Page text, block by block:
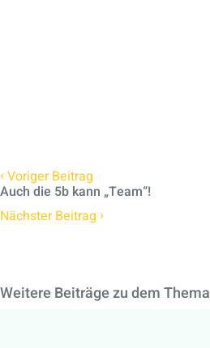
‹ Voriger Beitrag
Auch die 5b kann „Team“!
Nächster Beitrag ›
Weitere Beiträge zu dem Thema